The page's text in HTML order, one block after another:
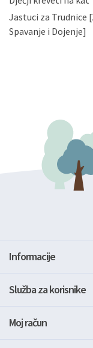
zatražiti
podataka.
gore
Jastuci za Trudnice
Spavanje i Dojenje]
Informacije
Služba za korisnike
Moj račun